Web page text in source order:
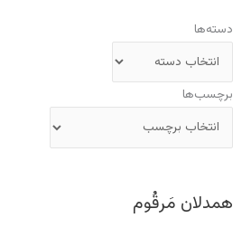
دسته‌ها
برچسب‌ها
همدلان مَرقُوم